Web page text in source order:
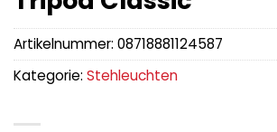
Artikelnummer: 08718881124587
Kategorie: Stehleuchten